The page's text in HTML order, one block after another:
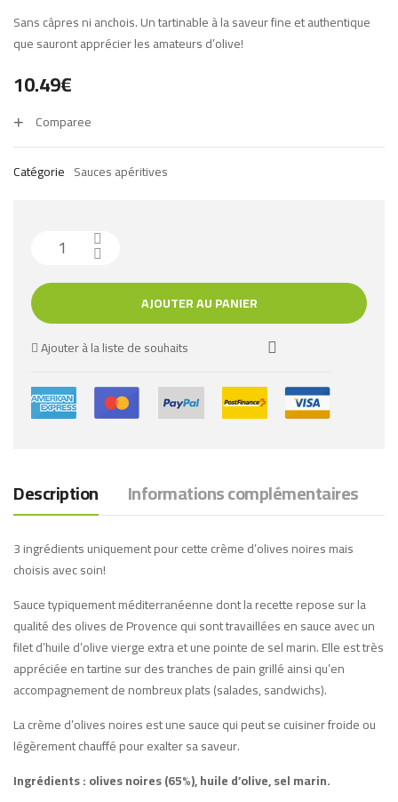
Sans câpres ni anchois. Un tartinable à la saveur fine et authentique
que sauront apprécier les amateurs d’olive!
10.49€
Comparee
Catégorie Sauces apéritives
AJOUTER AU PANIER
Ajouter à la liste de souhaits
Description Informations complémentaires
3 ingrédients uniquement pour cette crème d’olives noires mais
choisis avec soin!
Sauce typiquement méditerranéenne dont la recette repose sur la
qualité des olives de Provence qui sont travaillées en sauce avec un
filet d’huile d’olive vierge extra et une pointe de sel marin. Elle est très
appréciée en tartine sur des tranches de pain grillé ainsi qu’en
accompagnement de nombreux plats (salades, sandwichs).
La crème d’olives noires est une sauce qui peut se cuisiner froide ou
légèrement chauffé pour exalter sa saveur.
Ingrédients : olives noires (65%), huile d’olive, sel marin.